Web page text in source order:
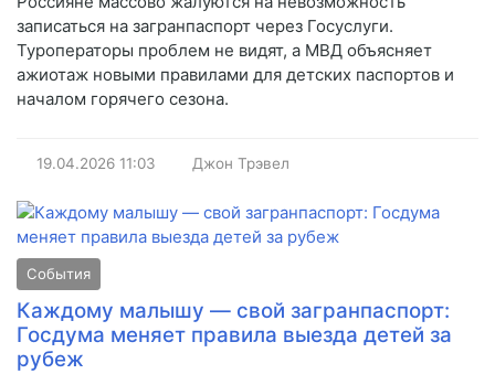
записаться на загранпаспорт через Госуслуги.
Туроператоры проблем не видят, а МВД объясняет
ажиотаж новыми правилами для детских паспортов и
началом горячего сезона.
19.04.2026 11:03 Джон Трэвел
События
Каждому малышу — свой загранпаспорт:
Госдума меняет правила выезда детей за
рубеж